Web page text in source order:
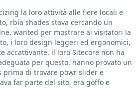
la loro attività alle fiere locali e
rbia shades stava cercando un
wanted per mostrare ai visitatori la
i loro design leggeri ed ergonomici,
accattivante. il loro Sitecore non ha
per questo. hanno provato un
prima di trovare powr slider e
far parte del sito, era goffo e